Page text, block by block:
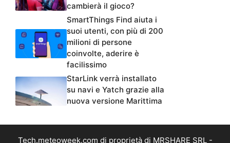
cambierà il gioco?
SmartThings Find aiuta i
suoi utenti, con più di 200
milioni di persone
coinvolte, aderire è
facilissimo
StarLink verrà installato
su navi e Yatch grazie alla
nuova versione Marittima
Tech.meteoweek.com di proprietà di MRSHARE SRL -